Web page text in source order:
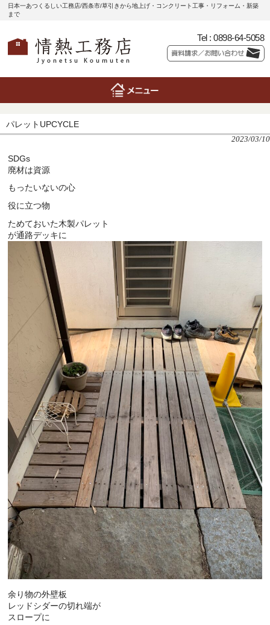
日本一あつくるしい工務店/西条市/草引きから地上げ・コンクリート工事・リフォーム・新築
まで
Tel : 0898-64-5058
パレットUPCYCLE
2023/03/10
SDGs
廃材は資源
もったいないの心
役に立つ物
ためておいた木製パレット
が通路デッキに
余り物の外壁板
レッドシダーの切れ端が
スロープに